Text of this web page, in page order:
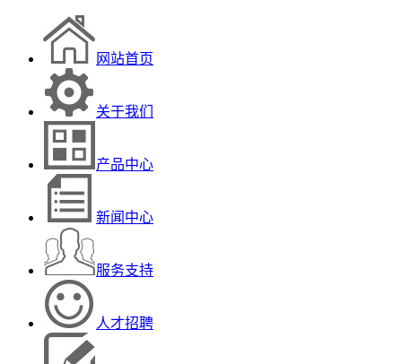
网站首页
关于我们
产品中心
新闻中心
服务支持
人才招聘